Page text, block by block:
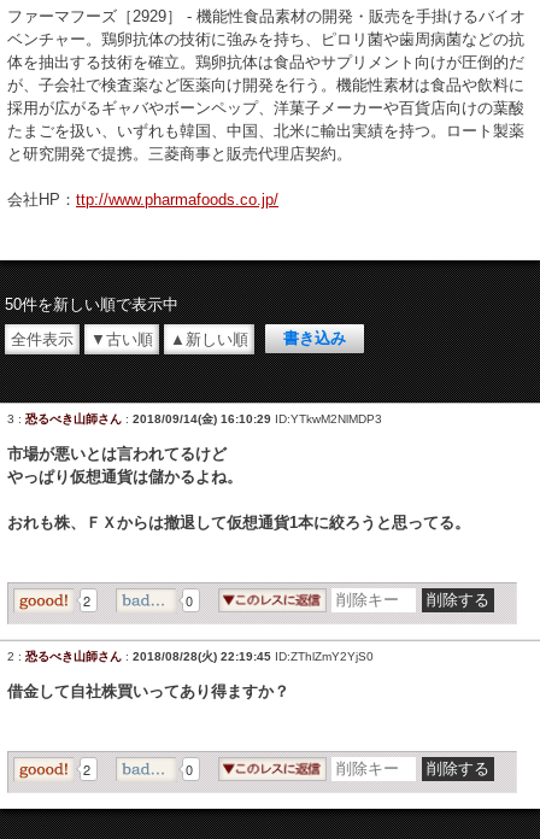
ファーマフーズ［2929］ - 機能性食品素材の開発・販売を手掛けるバイオ
ベンチャー。鶏卵抗体の技術に強みを持ち、ピロリ菌や歯周病菌などの抗
体を抽出する技術を確立。鶏卵抗体は食品やサプリメント向けが圧倒的だ
が、子会社で検査薬など医薬向け開発を行う。機能性素材は食品や飲料に
採用が広がるギャバやボーンペップ、洋菓子メーカーや百貨店向けの葉酸
たまごを扱い、いずれも韓国、中国、北米に輸出実績を持つ。ロート製薬
と研究開発で提携。三菱商事と販売代理店契約。
会社HP： ttp://www.pharmafoods.co.jp/
50件を新しい順で表示中
全件表示
▼古い順 ▲新しい順
3 : 恐るべき山師さん : 2018/09/14(金) 16:10:29 ID:YTkwM2NlMDP3
市場が悪いとは言われてるけど
やっぱり仮想通貨は儲かるよね。
おれも株、ＦＸからは撤退して仮想通貨1本に絞ろうと思ってる。
2 0
2 : 恐るべき山師さん : 2018/08/28(火) 22:19:45 ID:ZThlZmY2YjS0
借金して自社株買いってあり得ますか？
2 0